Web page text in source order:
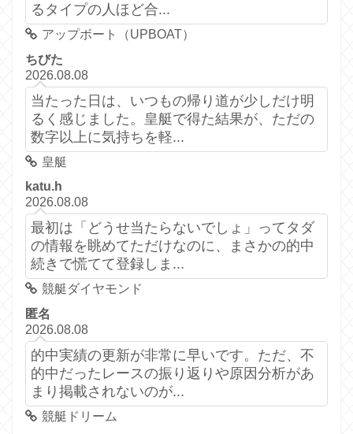
るタイプの人ほど合...
アップボート（UPBOAT）
ちびた
2026.08.08
当たった日は、いつもの帰り道が少しだけ明
るく感じました。皇艇で得た結果が、ただの
数字以上に気持ちを軽...
皇艇
katu.h
2026.08.08
最初は「どうせ当たらないでしょ」ってタダ
の情報を眺めてただけなのに、まさかの的中
続きで慌てて登録しま...
競艇ダイヤモンド
匿名
2026.08.08
的中実績の更新が非常に早いです。ただ、不
的中だったレースの振り返りや原因分析があ
まり掲載されないのが...
競艇ドリーム